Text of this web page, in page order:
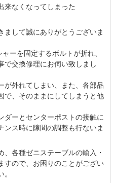
来なくなってしまった
まして誠にありがとうございま
ーを固定するボルトが折れ、
で交換修理にお伺い致しまし
が外れてしまい、また、各部品
で、そのままにしてしまうと他
ダーとセンターポストの接触に
ンス時に隙間の調整も行ないま
各種ゼニステーブルの輸入・
すので、お困りのことがござい